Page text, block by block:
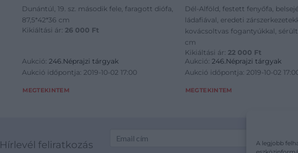
A legjobb
Dunántúl, 19. sz. második fele, faragott diófa,
87,5*42*36 cm
Kikiáltási ár: 26 000 Ft
Aukció:246.Néprajzi tárgyak
Aukció időpontja: 2019-10-02 17:00
MEGTEKINTEM
Dél-Alföld, festett fenyőfa,
ládafiával, eredeti
kovácsoltvas fogantyúkkal,
cm
Kikiáltási ár: 22 000 Ft
Aukció: 246.Néprajzi tárgyak
Aukció időpontja: 2019-10-02
MEGTEKINTEM
Hírlevél feliratkozás